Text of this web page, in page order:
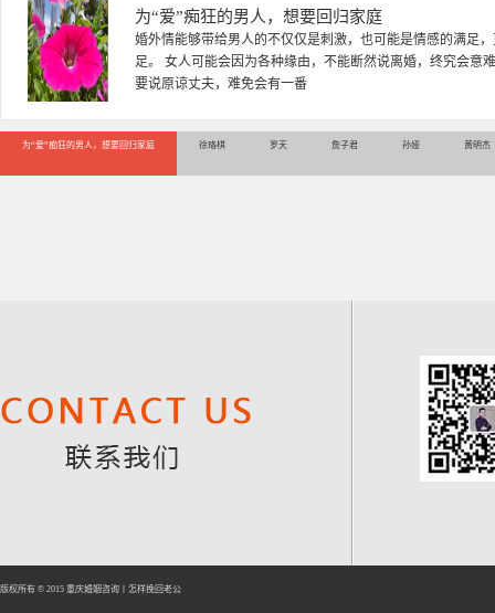
徐珞棋
徐珞棋，婚姻家庭咨询师，毕业于重庆师范大学心理学专业
多年，对婚姻情感分析、恋爱择偶、夫妻关系，情感挽回、
千小时，积累了丰富的咨
为“爱”痴狂的男人，想要回归家庭 徐珞棋 罗天 詹子君 孙娅 黄明杰
版权所有 © 2015 重庆婚姻咨询 怎样挽回老公